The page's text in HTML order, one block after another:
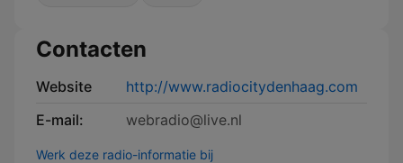
Contacten
Website
http://www.radiocitydenhaag.com
E-mail:
webradio@live.nl
Werk deze radio-informatie bij